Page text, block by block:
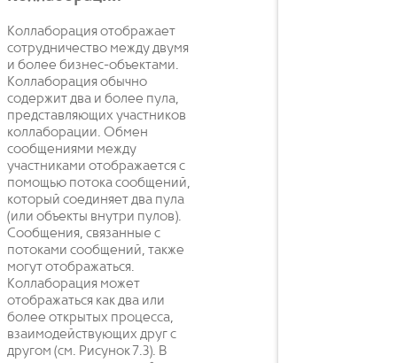
Коллаборация отображает
сотрудничество между двумя
и более бизнес-объектами.
Коллаборация обычно
содержит два и более пула,
представляющих участников
коллаборации. Обмен
сообщениями между
участниками отображается с
помощью потока сообщений,
который соединяет два пула
(или объекты внутри пулов).
Сообщения, связанные с
потоками сообщений, также
могут отображаться.
Коллаборация может
отображаться как два или
более открытых процесса,
взаимодействующих друг с
другом (см. Рисунок 7.3). В